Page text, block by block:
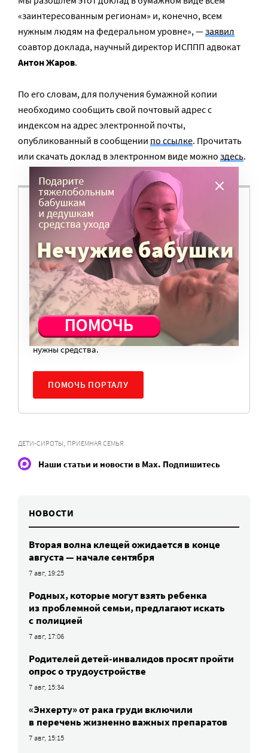
«заинтересованным регионам» и, конечно, всем
нужным людям на федеральном уровне», —заявил
соавтор доклада, научный директор ИСППП адвокат
Антон Жаров.
По его словам, для получения бумажной копии
необходимо сообщить свой почтовый адрес с
индексом на адрес электронной почты,
опубликованный в сообщении по ссылке. Прочитать
или скачать доклад в электронном виде можно здесь.
ВАМ ВАЖНО, ЧТОБЫ РАЗГОВОР НА ЭТУ
ТЕМУ ПРОДОЛЖИЛСЯ? ПОДДЕРЖИТЕ
Мы просим подписаться на небольшой, но
регулярный платеж в пользу нашего сайта.
Милосердие.ru работает благодаря добровольным
пожертвованиям наших читателей. На
командировки, съемки, зарплаты редакторов,
журналистов и техническую поддержку сайта
нужны средства.
ПОМОЧЬ ПОРТАЛУ
ДЕТИ-СИРОТЫ, ПРИЕМНАЯ СЕМЬЯ
Наши статьи и новости в Max. Подпишитесь
НОВОСТИ
Вторая волна клещей ожидается в конце
августа — начале сентября
7 авг, 19:25
Родных, которые могут взять ребенка
из проблемной семьи, предлагают искать
с полицией
7 авг, 17:06
Родителей детей-инвалидов просят пройти
опрос о трудоустройстве
7 авг, 15:34
«Энхерту» от рака груди включили
в перечень жизненно важных препаратов
7 авг, 15:15